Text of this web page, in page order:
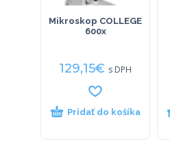
Mikroskop COLLEGE
600x
129,15€ s DPH
Pridať do košíka